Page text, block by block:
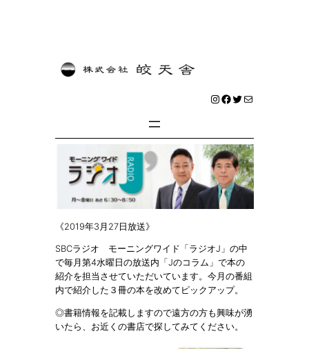
Instagram
Facebook
Twitter
メール
《2019年3月27日放送》
SBCラジオ モーニングワイド「ラジオJ」の中
で毎月第4水曜日の放送内「Jのコラム」で本の
紹介を担当させていただいています。今月の番組
内で紹介した３冊の本を改めてピックアップ。
◎書籍情報を記載しますので遠方の方も興味が湧
いたら、お近くの書店で探してみてください。